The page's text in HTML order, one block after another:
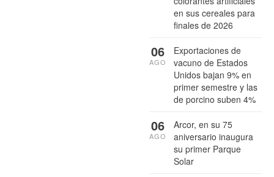
en sus cereales para
finales de 2026
Exportaciones de
vacuno de Estados
Unidos bajan 9% en
primer semestre y las
de porcino suben 4%
06
AGO
Arcor, en su 75
aniversario inaugura
su primer Parque
Solar
06
AGO